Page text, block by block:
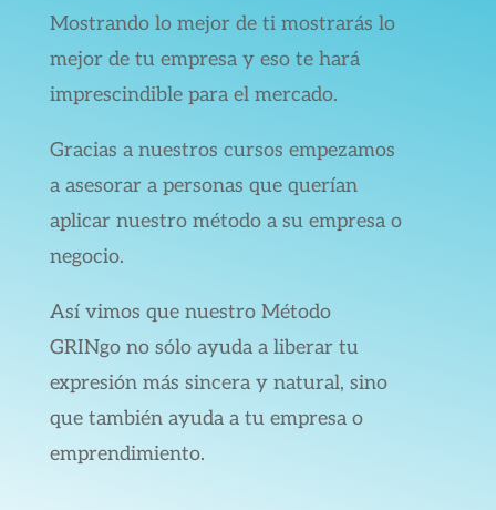
Mostrando lo mejor de ti mostrarás lo
mejor de tu empresa y eso te hará
imprescindible para el mercado.
Gracias a nuestros cursos empezamos
a asesorar a personas que querían
aplicar nuestro método a su empresa o
negocio.
Así vimos que nuestro Método
GRINgo no sólo ayuda a liberar tu
expresión más sincera y natural, sino
que también ayuda a tu empresa o
emprendimiento.